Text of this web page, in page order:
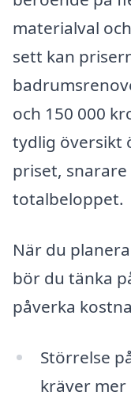
materialval
sett kan
och 150 000
tydlig översikt
priset,
totalbeloppet.
När du
bör du tänka
påverka
Störrelse
kräver